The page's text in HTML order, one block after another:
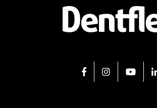
FACEBOOK